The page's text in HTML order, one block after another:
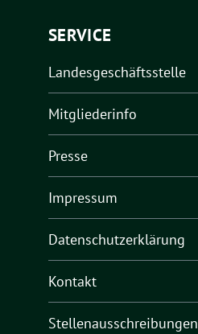
SERVICE
Landesgeschäftsstelle
Mitgliederinfo
Presse
Impressum
Datenschutzerklärung
Kontakt
Stellenausschreibungen